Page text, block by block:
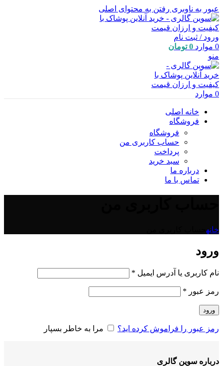
عبور به ناوبری رفتن به محتوای اصلی
ورود / ثبت نام
0 موارد 0 تومان
منو
0 موارد
خانه اصلی
فروشگاه
فروشگاه
حساب کاربری من
پرداخت
سبد خرید
درباره ما
تماس با ما
خانه
ورود
نام کاربری یا آدرس ایمیل *
رمز عبور *
ورود
رمز عبور را فراموش کرده اید؟ مرا به خاطر بسپار
درباره سوین گالری